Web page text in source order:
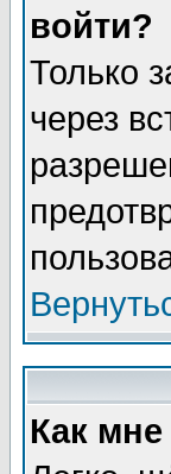
войти?
Только
через
Как